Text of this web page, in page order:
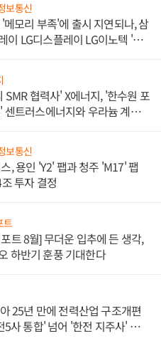
보통신
모리 부족'에 출시 지연되나, 삼
이 LG디스플레이 LG이노텍 '탈
SMR 협력사' X에너지, '한수원 포
센트러스에너지와 우라늄 계약
보통신
, 용인 'Y2' 팹과 청주 'M17' 팹
투자 결정
트
트 8월] 무더운 입추에 든 생각,
하반기 훈풍 기대한다
25년 만에 전력산업 구조개편
사 통합' 넘어 '한전 지주사' 재편